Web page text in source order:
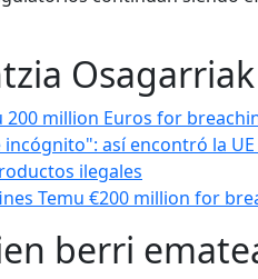
Osagarriak
200 million Euros for
incógnito": así encontró la
ilegales
Temu €200 million for
berri